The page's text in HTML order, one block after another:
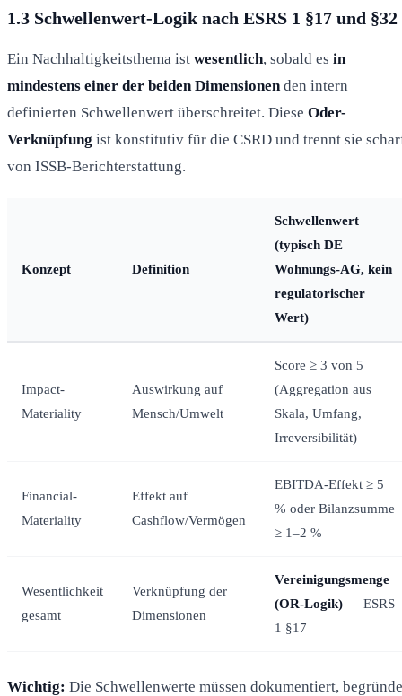
1.3 Schwellenwert-Logik nach ESRS 1 §17 und §32
Ein Nachhaltigkeitsthema ist wesentlich, sobald es in
mindestens einer der beiden Dimensionenden intern
definierten Schwellenwert überschreitet. Diese Oder-
Verknüpfung ist konstitutiv für die CSRD und trennt sie
von ISSB-Berichterstattung.
Konzept Definition
Schwellenwert
(typisch DE
Wohnungs-AG, kein
regulatorischer
Wert)
Impact-
Materiality
Auswirkung auf
Mensch/Umwelt
Score ≥ 3 von 5
(Aggregation aus
Skala, Umfang,
Irreversibilität)
Financial-
Materiality
Effekt auf
Cashflow/Vermögen
EBITDA-Effekt ≥ 5
% oder Bilanzsumme
≥ 1–2 %
Wesentlichkeit
gesamt
Verknüpfung der
Dimensionen
Vereinigungsmenge
(OR-Logik) — ESRS
1 §17
Wichtig: Die Schwellenwerte müssen dokumentiert,